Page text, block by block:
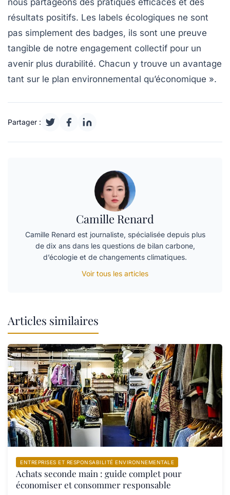
nous partageons des pratiques efficaces et des
résultats positifs. Les labels écologiques ne sont
pas simplement des badges, ils sont une preuve
tangible de notre engagement collectif pour un
avenir plus durabilité. Chacun y trouve un avantage
tant sur le plan environnemental qu’économique ».
Partager :
Camille Renard
Camille Renard est journaliste, spécialisée depuis plus
de dix ans dans les questions de bilan carbone,
d’écologie et de changements climatiques.
Voir tous les articles
Articles similaires
ENTREPRISES ET RESPONSABILITÉ ENVIRONNEMENTALE
Achats seconde main : guide complet pour
économiser et consommer responsable